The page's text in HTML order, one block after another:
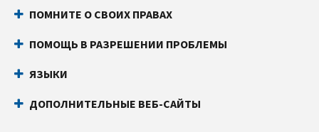
ПОМНИТЕ О СВОИХ ПРАВАХ
ПОМОЩЬ В РАЗРЕШЕНИИ ПРОБЛЕМЫ
ЯЗЫКИ
ДОПОЛНИТЕЛЬНЫЕ ВЕБ-САЙТЫ